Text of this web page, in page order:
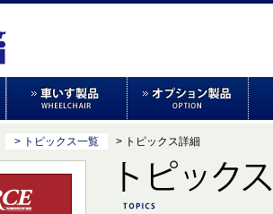
> トピックス一覧 > トピックス詳細